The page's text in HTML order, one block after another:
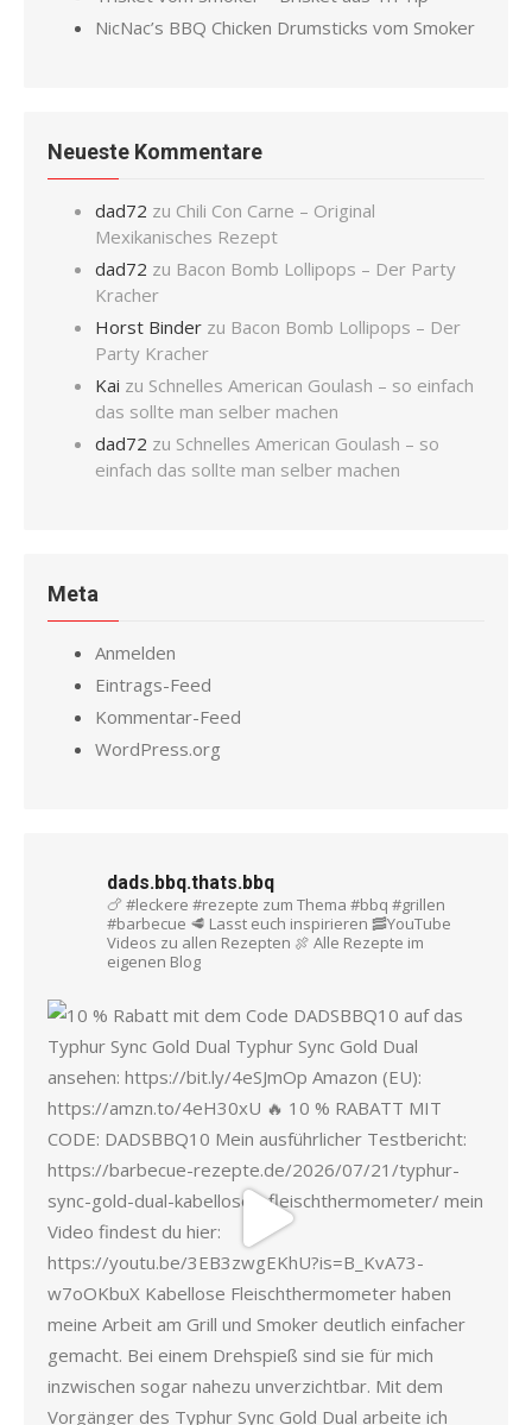
NicNac’s BBQ Chicken Drumsticks vom Smoker
Neueste Kommentare
dad72 zu Chili Con Carne – Original
Mexikanisches Rezept
dad72 zu Bacon Bomb Lollipops – Der Party
Kracher
Horst Binder zu Bacon Bomb Lollipops – Der
Party Kracher
Kai zu Schnelles American Goulash – so einfach
das sollte man selber machen
dad72 zu Schnelles American Goulash – so
einfach das sollte man selber machen
Meta
Anmelden
Eintrags-Feed
Kommentar-Feed
WordPress.org
dads.bbq.thats.bbq
🍗 #leckere #rezepte zum Thema #bbq #grillen
#barbecue 🥩 Lasst euch inspirieren 🥓YouTube
Videos zu allen Rezepten 🍖 Alle Rezepte im
eigenen Blog